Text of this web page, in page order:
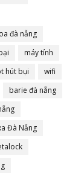
đà nẵng
máy tính
hút bụi
wifi
barie đà nẵng
Đà Nẵng